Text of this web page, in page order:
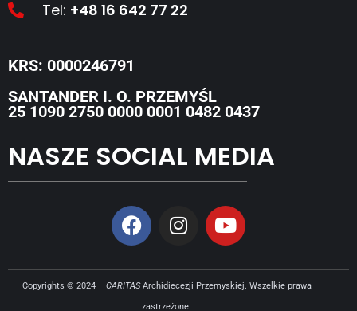
Tel: +48 16 642 77 22
KRS: 0000246791
SANTANDER I. O. PRZEMYŚL
25 1090 2750 0000 0001 0482 0437
NASZE SOCIAL MEDIA
Copyrights © 2024 – CARITASArchidiecezji Przemyskiej. Wszelkie prawa
zastrzeżone.